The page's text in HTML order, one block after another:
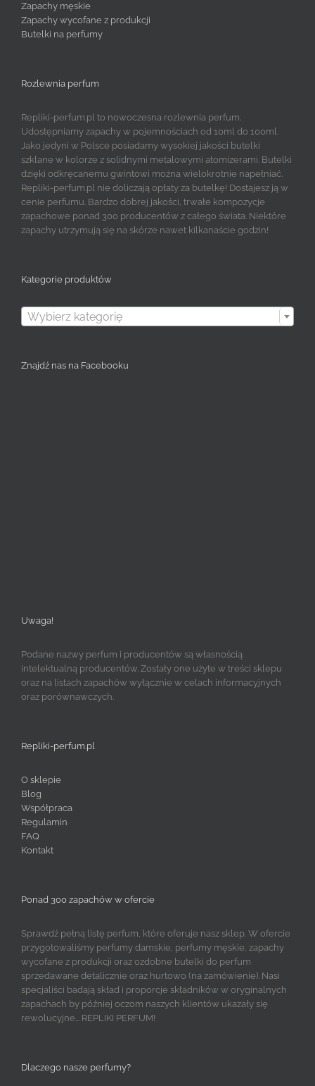
Zapachy męskie
Zapachy wycofane z produkcji
Butelki na perfumy
Rozlewnia perfum
Repliki-perfum.pl to nowoczesna rozlewnia perfum.
Udostępniamy zapachy w pojemnościach od 10ml do 100ml.
Jako jedyni w Polsce posiadamy wysokiej jakości butelki
szklane w kolorze z solidnymi metalowymi atomizerami. Butelki
dzięki odkręcanemu gwintowi można wielokrotnie napełniać.
Repliki-perfum.pl nie doliczają opłaty za butelkę! Dostajesz ją w
cenie perfumu. Bardzo dobrej jakości, trwałe kompozycje
zapachowe ponad 300 producentów z całego świata. Niektóre
zapachy utrzymują się na skórze nawet kilkanaście godzin!
Kategorie produktów
Wybierz kategorię
Znajdź nas na Facebooku
Uwaga!
Podane nazwy perfum i producentów są własnością
intelektualną producentów. Zostały one użyte w treści sklepu
oraz na listach zapachów wyłącznie w celach informacyjnych
oraz porównawczych.
Repliki-perfum.pl
O sklepie
Blog
Współpraca
Regulamin
FAQ
Kontakt
Ponad 300 zapachów w ofercie
Sprawdź pełną listę perfum, które oferuje nasz sklep. W ofercie
przygotowaliśmy perfumy damskie, perfumy męskie, zapachy
wycofane z produkcji oraz ozdobne butelki do perfum
sprzedawane detalicznie oraz hurtowo (na zamówienie). Nasi
specjaliści badają skład i proporcje składników w oryginalnych
zapachach by później oczom naszych klientów ukazały się
rewolucyjne... REPLIKI PERFUM!
Dlaczego nasze perfumy?